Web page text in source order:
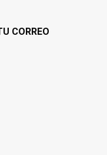
CORREO